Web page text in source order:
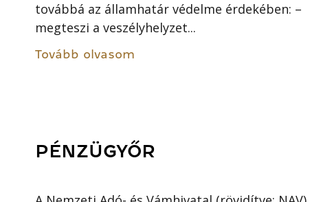
továbbá az államhatár védelme érdekében: –
megteszi a veszélyhelyzet...
Tovább olvasom
PÉNZÜGYŐR